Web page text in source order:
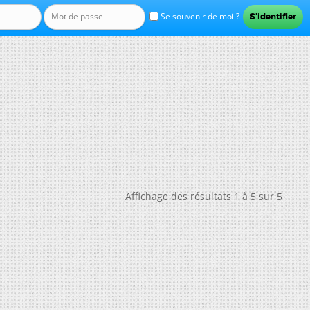
Se souvenir de moi ?
Affichage des résultats 1 à 5 sur 5